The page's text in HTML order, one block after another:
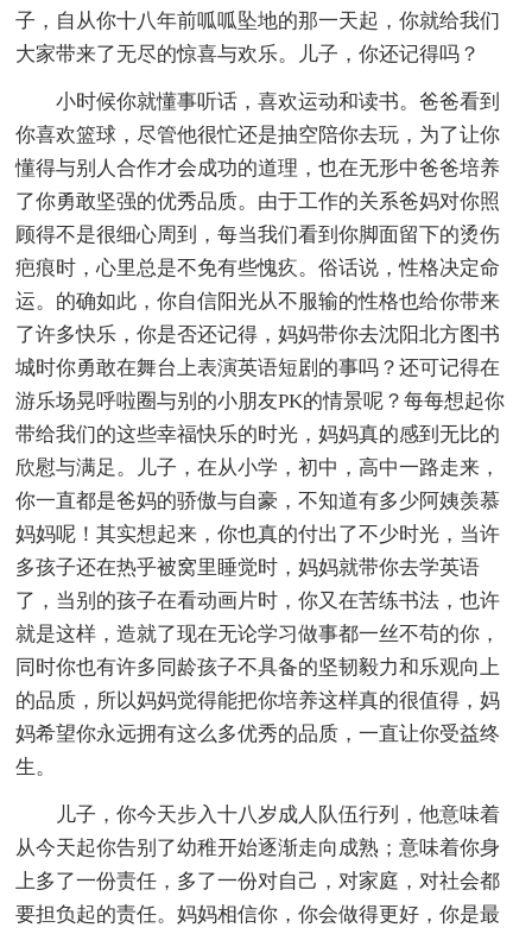
子，自从你十八年前呱呱坠地的那一天起，你就给我们
大家带来了无尽的惊喜与欢乐。儿子，你还记得吗？
小时候你就懂事听话，喜欢运动和读书。爸爸看到
你喜欢篮球，尽管他很忙还是抽空陪你去玩，为了让你
懂得与别人合作才会成功的道理，也在无形中爸爸培养
了你勇敢坚强的优秀品质。由于工作的关系爸妈对你照
顾得不是很细心周到，每当我们看到你脚面留下的烫伤
疤痕时，心里总是不免有些愧疚。俗话说，性格决定命
运。的确如此，你自信阳光从不服输的性格也给你带来
了许多快乐，你是否还记得，妈妈带你去沈阳北方图书
城时你勇敢在舞台上表演英语短剧的事吗？还可记得在
游乐场晃呼啦圈与别的小朋友PK的情景呢？每每想起你
带给我们的这些幸福快乐的时光，妈妈真的感到无比的
欣慰与满足。儿子，在从小学，初中，高中一路走来，
你一直都是爸妈的骄傲与自豪，不知道有多少阿姨羡慕
妈妈呢！其实想起来，你也真的付出了不少时光，当许
多孩子还在热乎被窝里睡觉时，妈妈就带你去学英语
了，当别的孩子在看动画片时，你又在苦练书法，也许
就是这样，造就了现在无论学习做事都一丝不苟的你，
同时你也有许多同龄孩子不具备的坚韧毅力和乐观向上
的品质，所以妈妈觉得能把你培养这样真的很值得，妈
妈希望你永远拥有这么多优秀的品质，一直让你受益终
生。
儿子，你今天步入十八岁成人队伍行列，他意味着
从今天起你告别了幼稚开始逐渐走向成熟；意味着你身
上多了一份责任，多了一份对自己，对家庭，对社会都
要担负起的责任。妈妈相信你，你会做得更好，你是最